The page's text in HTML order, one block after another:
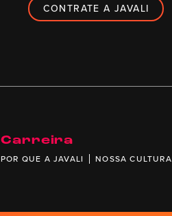
CONTRATE A JAVALI
Carreira
POR QUE A JAVALI NOSSA CULTURA